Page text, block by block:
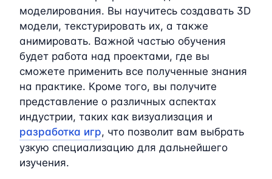
моделирования. Вы научитесь создавать 3D
модели, текстурировать их, а также
анимировать. Важной частью обучения
будет работа над проектами, где вы
сможете применить все полученные знания
на практике. Кроме того, вы получите
представление о различных аспектах
индустрии, таких как визуализация и
разработка игр, что позволит вам выбрать
узкую специализацию для дальнейшего
изучения.